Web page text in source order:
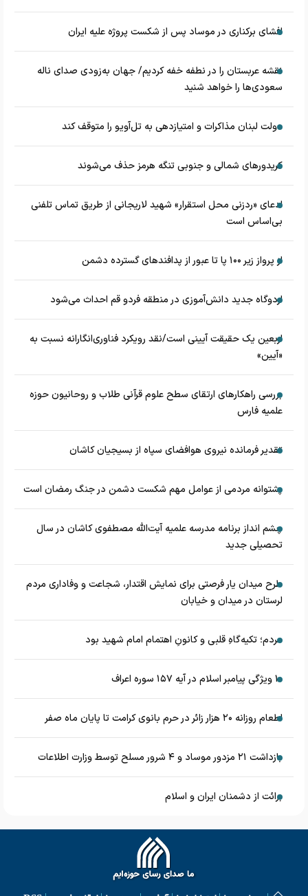
افشای برکناری در موساد پس از شکست پروژه علیه ایران
نقشه عربستان را در نطفه خفه کردیم/ جهان به‌زودی صدای ناله
سعودی‌ها را خواهد شنید
دولت لبنان مذاکرات و امتیازدهی به تل‌آویو را متوقف کند
کریدورهای شمالی و جنوبی تنگه هرمز حذف می‌شوند
ادعای «ردزنی محل استقرار» شهید لاریجانی از طریق تماس تلفنی
بی‌اساس است
از پرواز زیر ۱۰۰ پا تا عبور از پدافند‌های گسترده دشمن
اردوگاه جدید دانش‌آموزی در منطقه فردو قم احداث می‌شود
اربعین یک حقیقت آیینی است/نقد رویکرد فناوری‌انگارانه نسبت به
«آیین»
بررسی راهکارهای ارتقای سطح علوم قرآنی طلاب و روحانیون حوزه
علمیه فارس
تقدیر فرمانده نیروی هوافضای سپاه از بسیجیان کاشان
پشتوانه مردمی از عوامل مهم شکست دشمن در جنگ رمضان است
چشم‌ انداز برنامه مدرسه علمیه آیت‌الله مصطفوی کاشان در سال
تحصیلی جدید
طرح میدان یار فرصتی برای نمایش اقتدار، شجاعت و وفاداری مردم
لرستان در میدان و خیابان
مردم؛ تکیه‌گاهِ قلبی و کانونِ اهتمام امام شهید بود
۱۰ ویژگی پیامبر اسلام در آیه ۱۵۷ سوره اعراف
اطعام روزانه ۲۰ هزار زائر در حرم بانوی کرامت تا پایان ماه صفر
بازداشت ۲۱ مزدور موساد و ۴ شرور مسلح توسط وزارت اطلاعات
برائت از دشمنان ایران و اسلام